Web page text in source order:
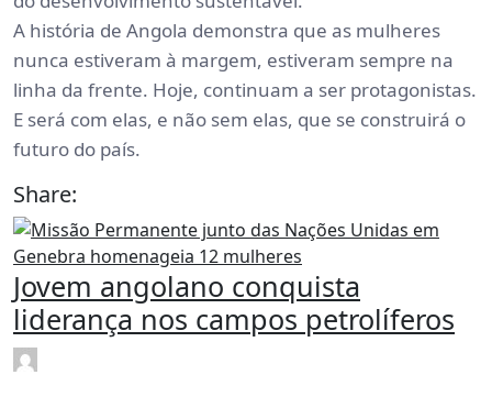
A história de Angola demonstra que as mulheres
nunca estiveram à margem, estiveram sempre na
linha da frente. Hoje, continuam a ser protagonistas.
E será com elas, e não sem elas, que se construirá o
futuro do país.
Share:
Jovem angolano conquista
liderança nos campos petrolíferos